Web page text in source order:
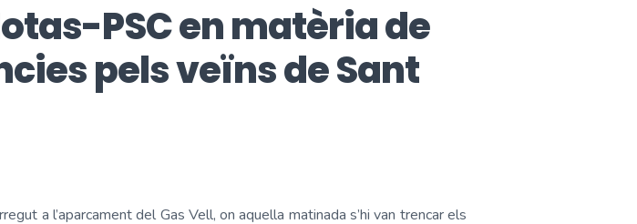
PSC en matèria de
pels veïns de Sant
a l’aparcament del Gas Vell, on aquella matinada s’hi van trencar els